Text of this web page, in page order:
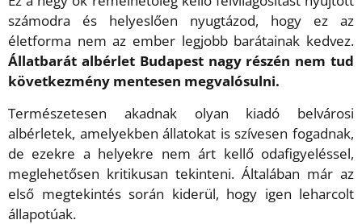
számodra és helyeslően nyugtázod, hogy ez az
életforma nem az ember legjobb barátainak kedvez.
Állatbarát albérlet Budapest nagy részén nem tud
következmény mentesen megvalósulni.
Természetesen akadnak olyan kiadó belvárosi
albérletek, amelyekben állatokat is szívesen fogadnak,
de ezekre a helyekre nem árt kellő odafigyeléssel,
meglehetősen kritikusan tekinteni. Általában már az
első megtekintés során kiderül, hogy igen leharcolt
állapotúak.